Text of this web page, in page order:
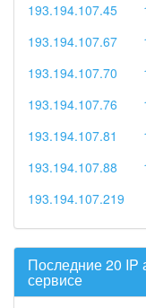
193.194.107.45
193.194.107.67
193.194.107.70
193.194.107.76
193.194.107.81
193.194.107.88
193.194.107.219
Последние 20
сервисе